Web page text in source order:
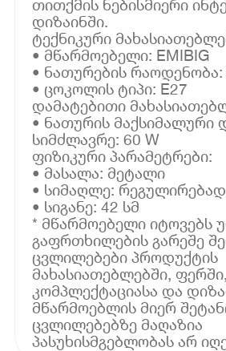
თითქმის ნებისმიერი
დიზაინში.
ტექნიკური
• მწარმოებელი: EMIBIG
• ნათურების რაოდენობა:
• ცოკოლის ტიპი: E27
დამატებითი
• ნათურის მაქსიმალური
სიმძლავრე: 60 W
ფიზიკური პარამეტრები:
• მასალა: მეტალი
• სიმაღლე:
• სიგანე: 42 სმ
* მწარმოებელი იტოვებს
გაფრთხილების გარეშე
ცვლილებები პროდუქტის
მახასიათებლებში, ფერში,
კომპლექტაციასა და
მწარმოებლის მიერ
ცვლილებებზე მაღაზია
პასუხისმგებლობას არ